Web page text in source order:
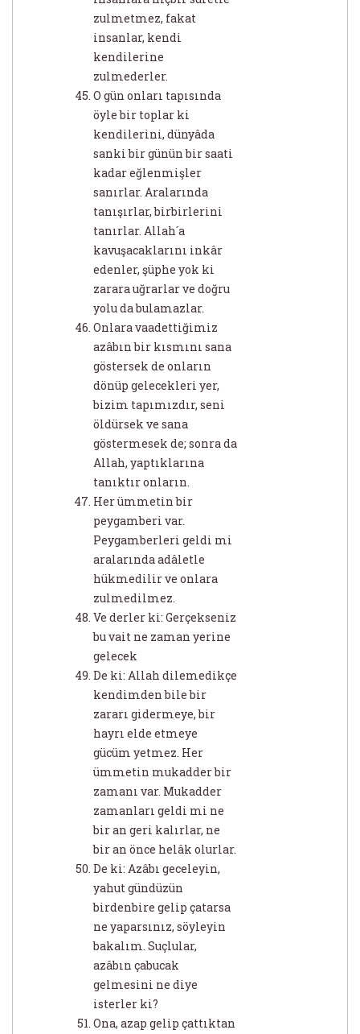
zulmetmez, fakat
insanlar, kendi
kendilerine
zulmederler.
O gün onları tapısında
öyle bir toplar ki
kendilerini, dünyâda
sanki bir günün bir saati
kadar eğlenmişler
sanırlar. Aralarında
tanışırlar, birbirlerini
tanırlar. Allah´a
kavuşacaklarını inkâr
edenler, şüphe yok ki
zarara uğrarlar ve doğru
yolu da bulamazlar.
Onlara vaadettiğimiz
azâbın bir kısmını sana
göstersek de onların
dönüp gelecekleri yer,
bizim tapımızdır, seni
öldürsek ve sana
göstermesek de; sonra da
Allah, yaptıklarına
tanıktır onların.
Her ümmetin bir
peygamberi var.
Peygamberleri geldi mi
aralarında adâletle
hükmedilir ve onlara
zulmedilmez.
Ve derler ki: Gerçekseniz
bu vait ne zaman yerine
gelecek
De ki: Allah dilemedikçe
kendimden bile bir
zararı gidermeye, bir
hayrı elde etmeye
gücüm yetmez. Her
ümmetin mukadder bir
zamanı var. Mukadder
zamanları geldi mi ne
bir an geri kalırlar, ne
bir an önce helâk olurlar.
De ki: Azâbı geceleyin,
yahut gündüzün
birdenbire gelip çatarsa
ne yaparsınız, söyleyin
bakalım. Suçlular,
azâbın çabucak
gelmesini ne diye
isterler ki?
Ona, azap gelip çattıktan